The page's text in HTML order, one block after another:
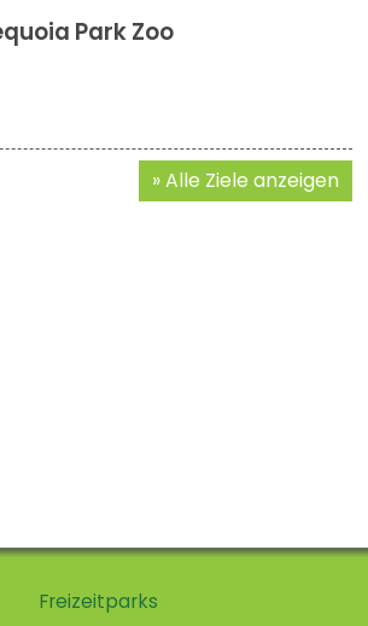
Park Zoo
Alle Ziele anzeigen
Freizeitparks